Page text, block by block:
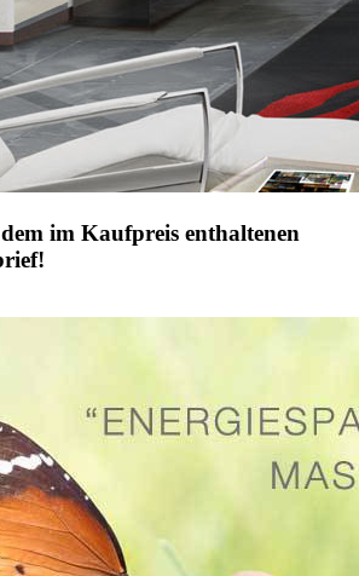
im Kaufpreis enthaltenen